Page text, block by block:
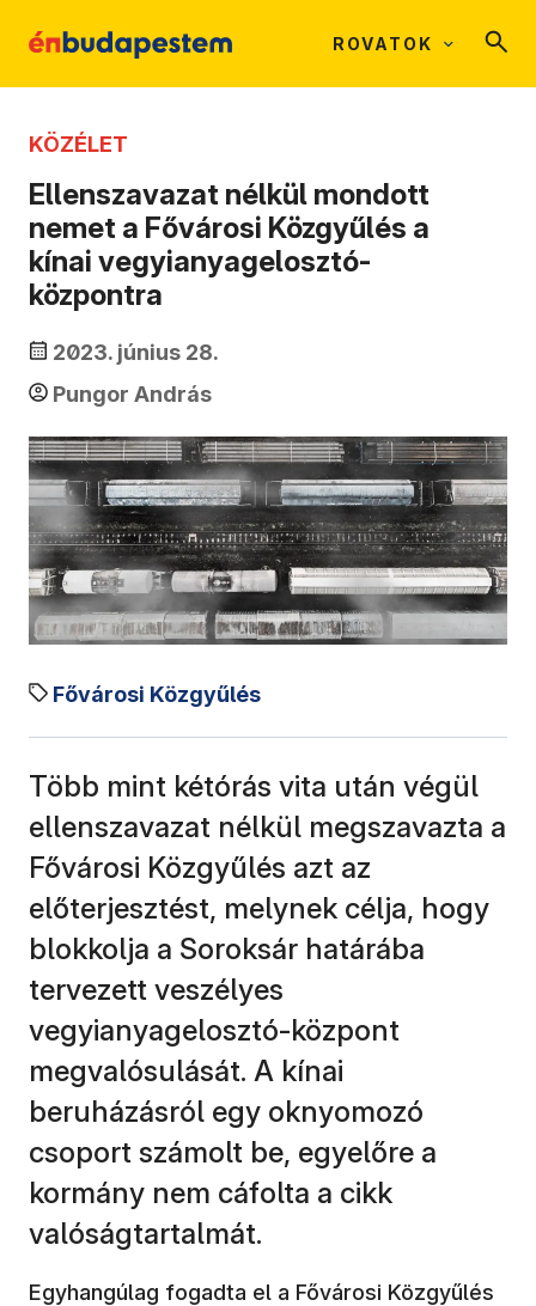
ROVATOK
KÖZÉLET
Ellenszavazat nélkül mondott
nemet a Fővárosi Közgyűlés a
kínai vegyianyagelosztó-
központra
2023. június 28.
Pungor András
Fővárosi Közgyűlés
Több mint kétórás vita után végül
ellenszavazat nélkül megszavazta a
Fővárosi Közgyűlés azt az
előterjesztést, melynek célja, hogy
blokkolja a Soroksár határába
tervezett veszélyes
vegyianyagelosztó-központ
megvalósulását. A kínai
beruházásról egy oknyomozó
csoport számolt be, egyelőre a
kormány nem cáfolta a cikk
valóságtartalmát.
Egyhangúlag fogadta el a Fővárosi Közgyűlés